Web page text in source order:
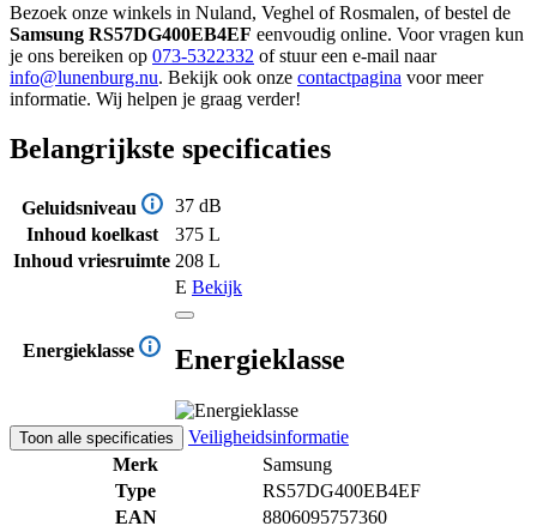
Bezoek onze winkels in Nuland, Veghel of Rosmalen, of bestel de
Samsung RS57DG400EB4EF eenvoudig online. Voor vragen kun
je ons bereiken op 073-5322332 of stuur een e-mail naar
info@lunenburg.nu. Bekijk ook onze contactpagina voor meer
informatie. Wij helpen je graag verder!
Belangrijkste specificaties
Geluidsniveau
37 dB
Inhoud koelkast
375 L
Inhoud vriesruimte 208 L
Energieklasse
E Bekijk
Energieklasse
Toon alle specificaties
Veiligheidsinformatie
Merk
Samsung
Type
RS57DG400EB4EF
EAN
8806095757360